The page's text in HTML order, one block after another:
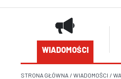
WIADOMOŚCI
STRONA GŁÓWNA / WIADOMOŚCI /